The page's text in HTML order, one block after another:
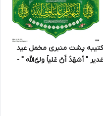
کتیبه پشت منبری مخمل عید
غدیر " أشهَدُ أَنّ عَلیاً ولی‌َّالله " -